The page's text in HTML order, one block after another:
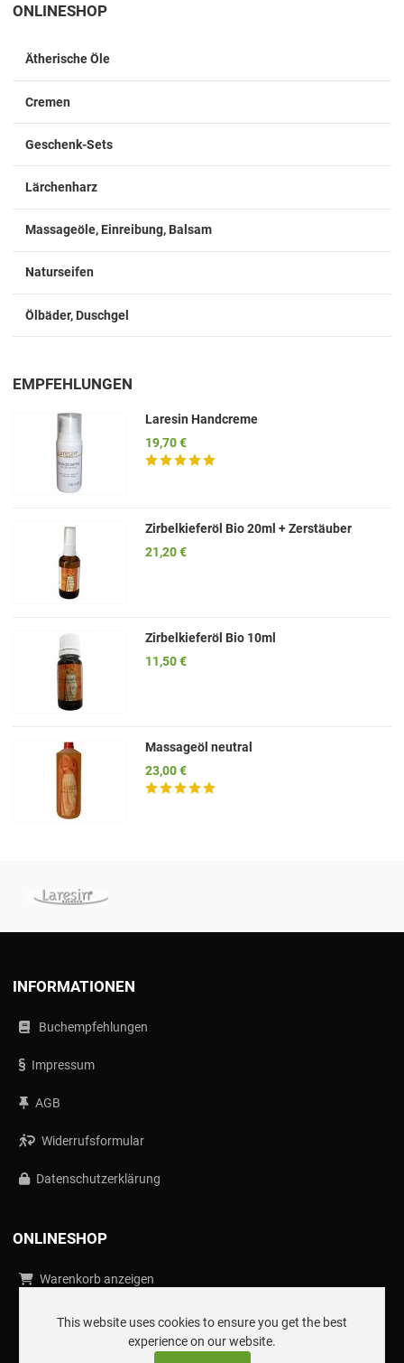
ONLINESHOP
Ätherische Öle
Cremen
Geschenk-Sets
Lärchenharz
Massageöle, Einreibung, Balsam
Naturseifen
Ölbäder, Duschgel
EMPFEHLUNGEN
Laresin Handcreme
19,70 €
Zirbelkieferöl Bio 20ml + Zerstäuber
21,20 €
Zirbelkieferöl Bio 10ml
11,50 €
Massageöl neutral
23,00 €
INFORMATIONEN
Buchempfehlungen
Impressum
AGB
Widerrufsformular
Datenschutzerklärung
ONLINESHOP
Warenkorb anzeigen
Onlineshop anzeigen
This website uses cookies to ensure you get the best
experience on our website.